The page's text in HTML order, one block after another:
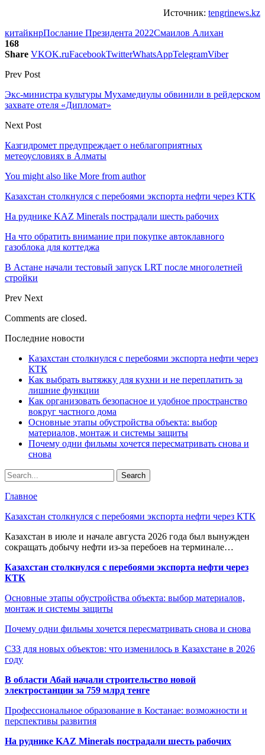
Источник: tengrinews.kz
китайкнрПослание Президента 2022Смаилов Алихан
168
Share VKOK.ruFacebookTwitterWhatsAppTelegramViber
Prev Post
Экс-министра культуры Мухамедиулы обвинили в рейдерском
захвате отеля «Дипломат»
Next Post
Казгидромет предупреждает о неблагоприятных
метеоусловиях в Алматы
You might also like More from author
Казахстан столкнулся с перебоями экспорта нефти через КТК
На руднике KAZ Minerals пострадали шесть рабочих
На что обратить внимание при покупке автоклавного
газоблока для коттеджа
В Астане начали тестовый запуск LRT после многолетней
стройки
Prev Next
Comments are closed.
Последние новости
Казахстан столкнулся с перебоями экспорта нефти через
КТК
Как выбрать вытяжку для кухни и не переплатить за
лишние функции
Как организовать безопасное и удобное пространство
вокруг частного дома
Основные этапы обустройства объекта: выбор
материалов, монтаж и системы защиты
Почему одни фильмы хочется пересматривать снова и
снова
Главное
Казахстан столкнулся с перебоями экспорта нефти через КТК
Казахстан в июле и начале августа 2026 года был вынужден
сокращать добычу нефти из-за перебоев на терминале…
Казахстан столкнулся с перебоями экспорта нефти через
КТК
Основные этапы обустройства объекта: выбор материалов,
монтаж и системы защиты
Почему одни фильмы хочется пересматривать снова и снова
СЗЗ для новых объектов: что изменилось в Казахстане в 2026
году
В области Абай начали строительство новой
электростанции за 759 млрд тенге
Профессиональное образование в Костанае: возможности и
перспективы развития
На руднике KAZ Minerals пострадали шесть рабочих